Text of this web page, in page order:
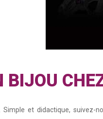
BIJOU
et didactique,